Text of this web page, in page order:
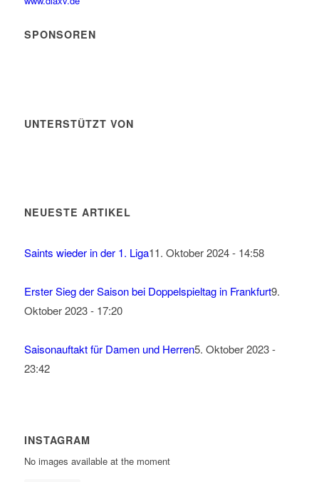
SPONSOREN
UNTERSTÜTZT VON
NEUESTE ARTIKEL
Saints wieder in der 1. Liga11. Oktober 2024 - 14:58
Erster Sieg der Saison bei Doppelspieltag in Frankfurt9.
Oktober 2023 - 17:20
Saisonauftakt für Damen und Herren5. Oktober 2023 -
23:42
INSTAGRAM
No images available at the moment